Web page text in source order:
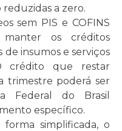
a zero.
sem PIS e COFINS
os créditos
de insumos e serviços
crédito que restar
trimestre poderá ser
Federal do Brasil
específico.
simplificada, o